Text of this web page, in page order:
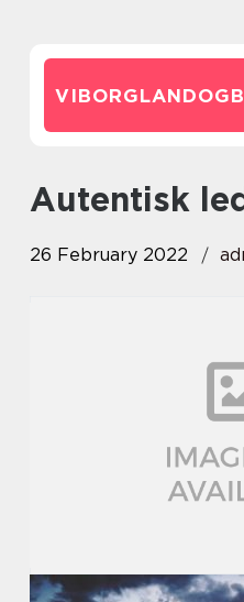
autentisk
26 February 2022